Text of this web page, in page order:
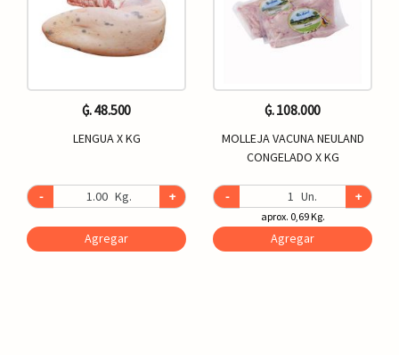
₲. 48.500
LENGUA X KG
- Kg. +
Agregar
₲. 108.000
MOLLEJA VACUNA NEULAND
CONGELADO X KG
- Un. +
aprox. 0,69 Kg.
Agregar